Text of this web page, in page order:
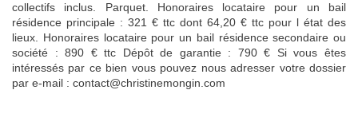
collectifs inclus. Parquet. Honoraires locataire pour un bail
résidence principale : 321 € ttc dont 64,20 € ttc pour l état des
lieux. Honoraires locataire pour un bail résidence secondaire ou
société : 890 € ttc Dépôt de garantie : 790 € Si vous êtes
intéressés par ce bien vous pouvez nous adresser votre dossier
par e-mail : contact@christinemongin.com